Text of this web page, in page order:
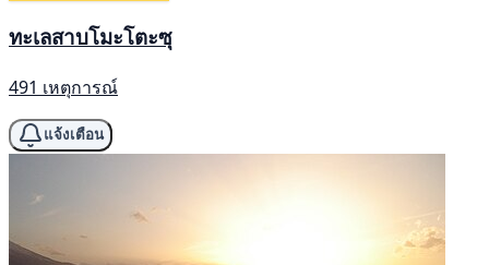
ทะเลสาบโมะโตะซุ
491 เหตุการณ์
แจ้งเตือน